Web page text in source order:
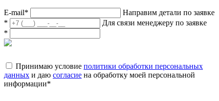
E-mail*
Направим детали по заявке
*
Для связи менеджеру по заявке
*
Принимаю условие политики обработки персональных
данных и даю согласие на обработку моей персональной
информации*